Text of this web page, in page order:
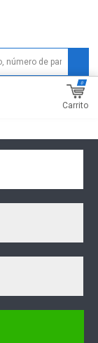
Carrito
0